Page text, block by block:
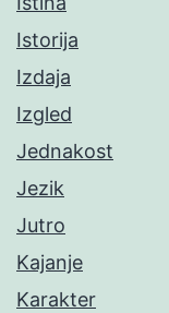
Istorija
Izdaja
Izgled
Jednakost
Jezik
Jutro
Kajanje
Karakter